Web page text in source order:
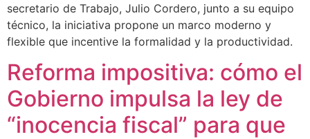
secretario de Trabajo, Julio Cordero, junto a su equipo
técnico, la iniciativa propone un marco moderno y
flexible que incentive la formalidad y la productividad.
Reforma impositiva: cómo el
Gobierno impulsa la ley de
“inocencia fiscal” para que